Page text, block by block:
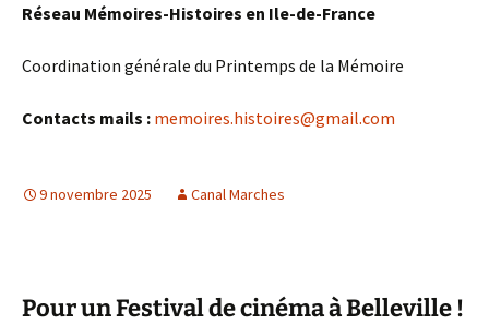
Réseau Mémoires-Histoires en Ile-de-France
Coordination générale du Printemps de la Mémoire
Contacts mails : memoires.histoires@gmail.com
9 novembre 2025 Canal Marches
Pour un Festival de cinéma à Belleville !